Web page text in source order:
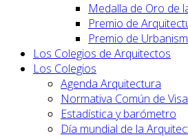
Medalla de Oro de
Premio de
Premio de
Los Colegios de Arquitectos
Los Colegios
Agenda Arquitectura
Normativa Común de
Estadística y barómetro
Día mundial de la